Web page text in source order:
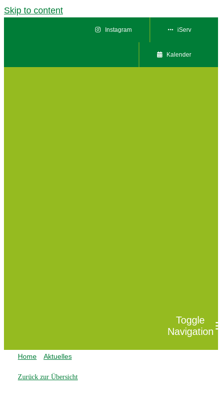
Skip to content
Instagram iServ
Kalender
Toggle
Navigation
Home Aktuelles
Zurück zur Übersicht